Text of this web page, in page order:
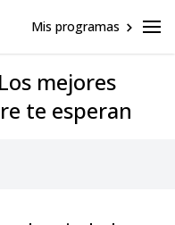
Mis programas
mejores
te esperan